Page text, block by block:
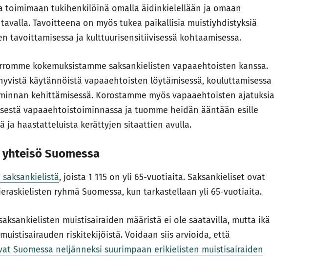
toimimaan tukihenkilöinä omalla äidinkielellään ja omaan
Tavoitteena on myös tukea paikallisia muistiyhdistyksiä
tavoittamisessa ja kulttuurisensitiivisessä kohtaamisessa.
kokemuksistamme saksankielisten vapaaehtoisten kanssa.
käytännöistä vapaaehtoisten löytämisessä, kouluttamisessa
kehittämisessä. Korostamme myös vapaaehtoisten ajatuksia
vapaaehtoistoiminnassa ja tuomme heidän ääntään esille
ja haastatteluista kerättyjen sitaattien avulla.
Suomessa
saksankielistä, joista 1 115 on yli 65-vuotiaita. Saksankieliset ovat
ryhmä Suomessa, kun tarkastellaan yli 65-vuotiaita.
muistisairaiden määristä ei ole saatavilla, mutta ikä
riskitekijöistä. Voidaan siis arvioida, että
Suomessa neljänneksi suurimpaan erikielisten muistisairaiden